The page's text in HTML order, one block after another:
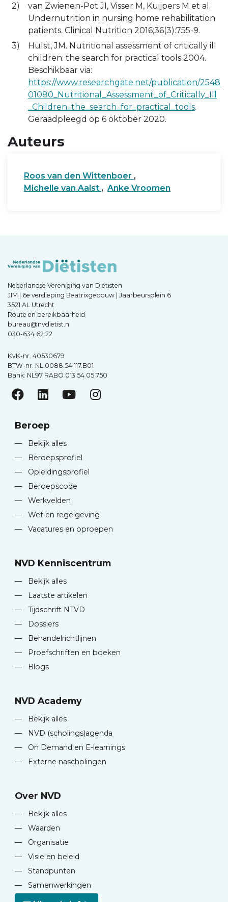
van Zwienen-Pot JI, Visser M, Kuijpers M et al.
Undernutrition in nursing home rehabilitation
patients. Clinical Nutrition 2016;36(3):755-9.
Hulst, JM. Nutritional assessment of critically ill
children: the search for practical tools 2004.
Beschikbaar via:
https://www.researchgate.net/publication/2548
01080_Nutritional_Assessment_of_Critically_Ill
_Children_the_search_for_practical_tools.
Geraadpleegd op 6 oktober 2020.
Auteurs
Roos van den Wittenboer ,
Michelle van Aalst , Anke Vroomen
Nederlandse Vereniging van Diëtisten
JIM | 6e verdieping Beatrixgebouw | Jaarbeursplein 6
3521 AL Utrecht
Route en bereikbaarheid
bureau@nvdietist.nl
030-634 62 22
KvK-nr. 40530679
BTW-nr. NL.0088.54.117.B01
Bank: NL97 RABO 013 54 05 750
Beroep
—
Bekijk alles
—
Beroepsprofiel
—
Opleidingsprofiel
—
Beroepscode
—
Werkvelden
—
Wet en regelgeving
—
Vacatures en oproepen
NVD Kenniscentrum
—
Bekijk alles
—
Laatste artikelen
—
Tijdschrift NTVD
—
Dossiers
—
Behandelrichtlijnen
—
Proefschriften en boeken
—
Blogs
NVD Academy
—
Bekijk alles
—
NVD (scholings)agenda
—
On Demand en E-learnings
—
Externe nascholingen
Over NVD
—
Bekijk alles
—
Waarden
—
Organisatie
—
Visie en beleid
—
Standpunten
—
Samenwerkingen